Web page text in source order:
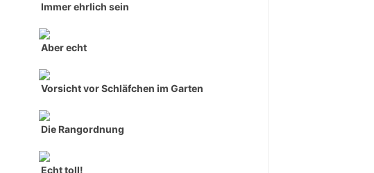
Immer ehrlich sein
Aber echt
Vorsicht vor Schläfchen im Garten
Die Rangordnung
Echt toll!